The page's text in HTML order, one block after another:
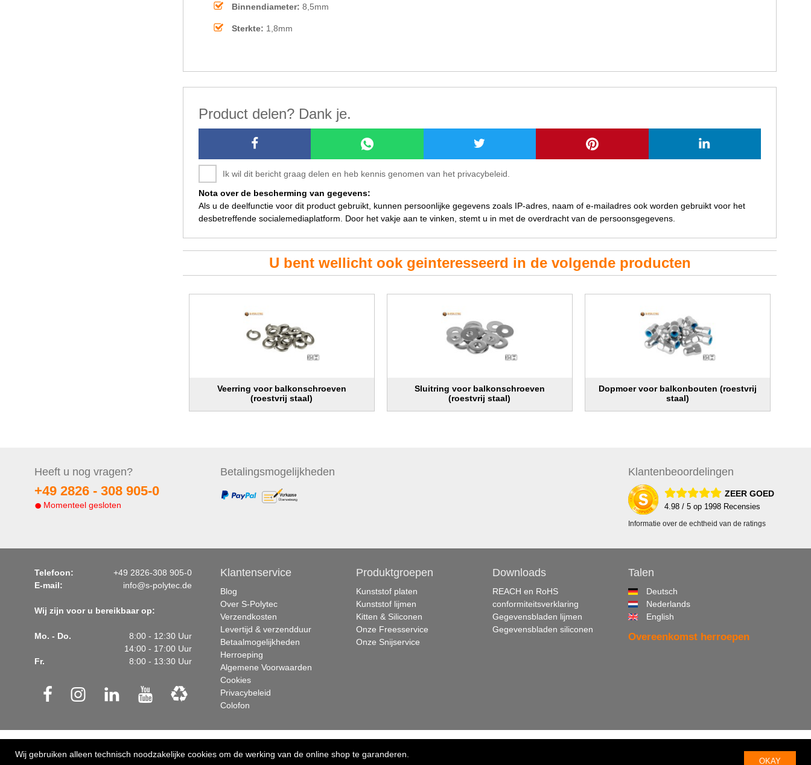
Binnendiameter: 8,5mm
Sterkte: 1,8mm
Product delen? Dank je.
Ik wil dit bericht graag delen en heb kennis genomen van het privacybeleid.
Nota over de bescherming van gegevens:
Als u de deelfunctie voor dit product gebruikt, kunnen persoonlijke gegevens zoals IP-adres, naam of e-mailadres ook worden gebruikt voor het
desbetreffende socialemediaplatform. Door het vakje aan te vinken, stemt u in met de overdracht van de persoonsgegevens.
U bent wellicht ook geinteresseerd in de volgende producten
Veerring voor balkonschroeven
(roestvrij staal)
Sluitring voor balkonschroeven
(roestvrij staal)
Dopmoer voor balkonbouten (roestvrij
staal)
Heeft u nog vragen?
+49 2826 - 308 905-0
Momenteel gesloten
Betalingsmogelijkheden Klantenbeoordelingen
ZEER GOED
4.98 / 5 op 1998 Recensies
Informatie over de echtheid van de ratings
Telefoon:
+49 2826-308 905-0
E-mail:
info@s-polytec.de
Wij zijn voor u bereikbaar op:
Mo. - Do.
8:00 - 12:30 Uur
14:00 - 17:00 Uur
Fr.
8:00 - 13:30 Uur
Klantenservice
Blog
Over S-Polytec
Verzendkosten
Levertijd & verzendduur
Betaalmogelijkheden
Herroeping
Algemene Voorwaarden
Cookies
Privacybeleid
Colofon
Produktgroepen
Kunststof platen
Kunststof lijmen
Kitten & Siliconen
Onze Freesservice
Onze Snijservice
Downloads
REACH en RoHS
conformiteitsverklaring
Gegevensbladen lijmen
Gegevensbladen siliconen
Talen
Deutsch
Nederlands
English
Overeenkomst herroepen
© 2026 • All rights reserved
Uw vakman voor kunststoffen, kleefstoffen & siliconen Contact
Wij gebruiken alleen technisch noodzakelijke cookies om de werking van de online shop te garanderen.
OKAY